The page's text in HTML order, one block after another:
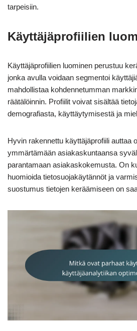
tarpeisiin.
Käyttäjäprofiilien
Käyttäjäprofiilien luominen perustuu
jonka avulla voidaan segmentoi
mahdollistaa kohdennetumman
räätälöinnin. Profiilit voivat sisältää
demografiasta, käyttäytymisestä ja
Hyvin rakennettu käyttäjäprofiili auttaa
ymmärtämään asiakaskuntaansa
parantamaan asiakaskokemusta. On
huomioida tietosuojakäytännöt ja
suostumus tietojen keräämiseen on